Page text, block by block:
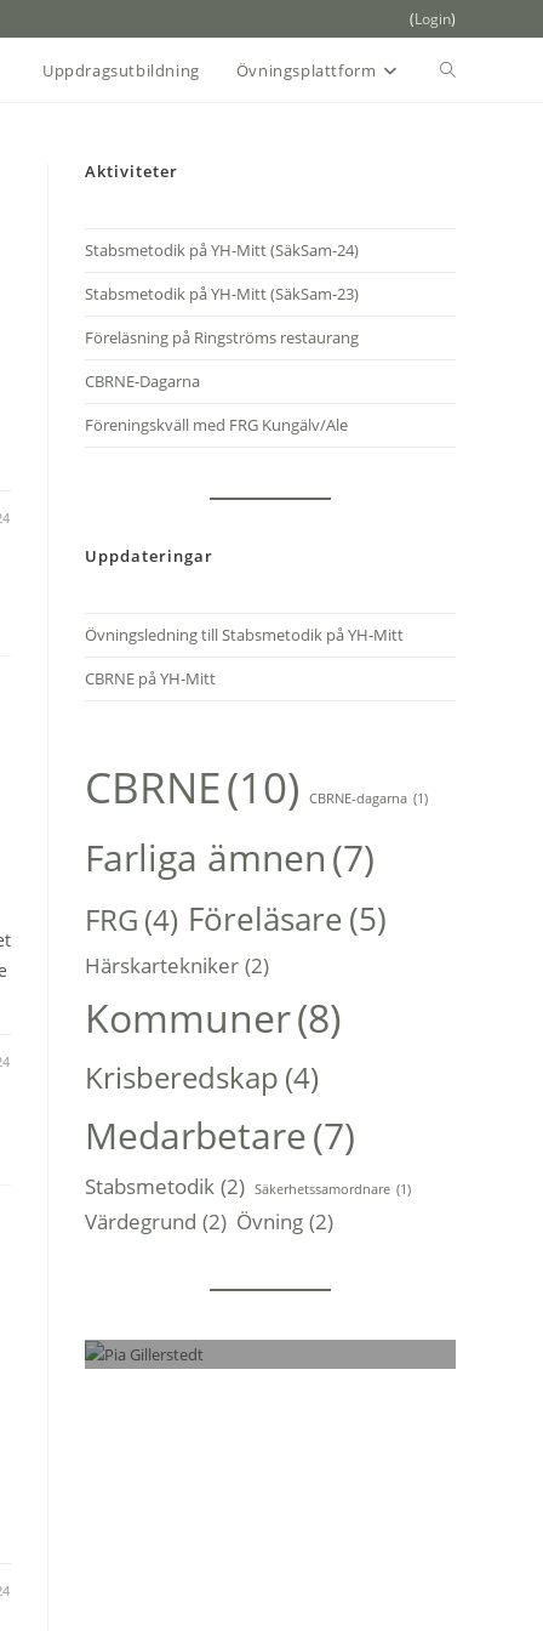
(Login)
Uppdragsutbildning Övningsplattform Slå
Aktiviteter
Stabsmetodik på YH-Mitt (SäkSam-24)
Stabsmetodik på YH-Mitt (SäkSam-23)
Föreläsning på Ringströms restaurang
CBRNE-Dagarna
Föreningskväll med FRG Kungälv/Ale
Uppdateringar
Övningsledning till Stabsmetodik på YH-Mitt
CBRNE på YH-Mitt
CBRNE(10) CBRNE-dagarna (1)
Farliga ämnen(7)
FRG (4) Föreläsare(5)
Härskartekniker (2)
Kommuner(8)
Krisberedskap (4)
Medarbetare(7)
Stabsmetodik (2) Säkerhetssamordnare (1)
Värdegrund (2) Övning (2)
Praktisk erfarenhet från både civila och